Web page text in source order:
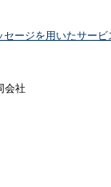
ージを用いたサービ
会社